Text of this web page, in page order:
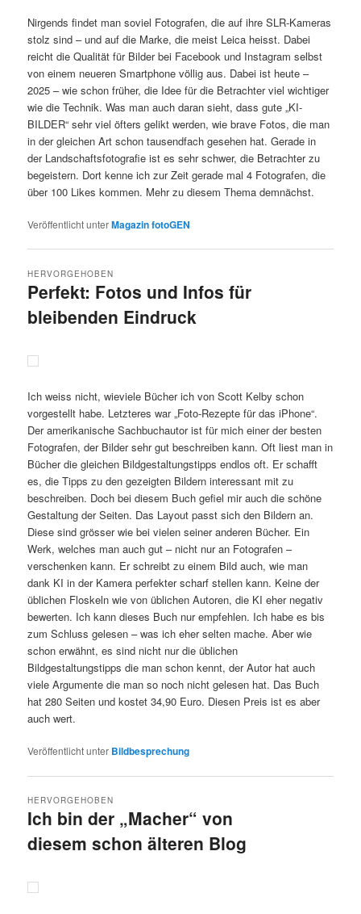
Nirgends findet man soviel Fotografen, die auf ihre SLR-Kameras
stolz sind – und auf die Marke, die meist Leica heisst. Dabei
reicht die Qualität für Bilder bei Facebook und Instagram selbst
von einem neueren Smartphone völlig aus. Dabei ist heute –
2025 – wie schon früher, die Idee für die Betrachter viel wichtiger
wie die Technik. Was man auch daran sieht, dass gute „KI-
BILDER“ sehr viel öfters gelikt werden, wie brave Fotos, die man
in der gleichen Art schon tausendfach gesehen hat. Gerade in
der Landschaftsfotografie ist es sehr schwer, die Betrachter zu
begeistern. Dort kenne ich zur Zeit gerade mal 4 Fotografen, die
über 100 Likes kommen. Mehr zu diesem Thema demnächst.
Veröffentlicht unterMagazin fotoGEN
Perfekt: Fotos und Infos für
bleibenden Eindruck
HERVORGEHOBEN
Ich weiss nicht, wieviele Bücher ich von Scott Kelby schon
vorgestellt habe. Letzteres war „Foto-Rezepte für das iPhone“.
Der amerikanische Sachbuchautor ist für mich einer der besten
Fotografen, der Bilder sehr gut beschreiben kann. Oft liest man in
Bücher die gleichen Bildgestaltungstipps endlos oft. Er schafft
es, die Tipps zu den gezeigten Bildern interessant mit zu
beschreiben. Doch bei diesem Buch gefiel mir auch die schöne
Gestaltung der Seiten. Das Layout passt sich den Bildern an.
Diese sind grösser wie bei vielen seiner anderen Bücher. Ein
Werk, welches man auch gut – nicht nur an Fotografen –
verschenken kann. Er schreibt zu einem Bild auch, wie man
dank KI in der Kamera perfekter scharf stellen kann. Keine der
üblichen Floskeln wie von üblichen Autoren, die KI eher negativ
bewerten. Ich kann dieses Buch nur empfehlen. Ich habe es bis
zum Schluss gelesen – was ich eher selten mache. Aber wie
schon erwähnt, es sind nicht nur die üblichen
Bildgestaltungstipps die man schon kennt, der Autor hat auch
viele Argumente die man so noch nicht gelesen hat. Das Buch
hat 280 Seiten und kostet 34,90 Euro. Diesen Preis ist es aber
auch wert.
Veröffentlicht unter Bildbesprechung
Ich bin der „Macher“ von
diesem schon älteren Blog
HERVORGEHOBEN